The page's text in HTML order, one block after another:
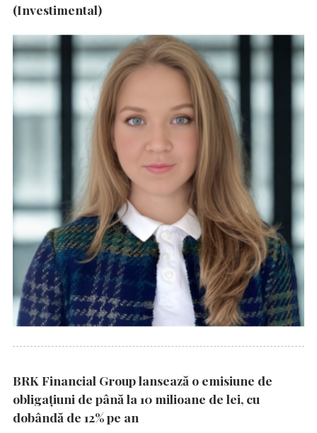
(Investimental)
BRK Financial Group lansează o emisiune de
obligațiuni de până la 10 milioane de lei, cu
dobândă de 12% pe an